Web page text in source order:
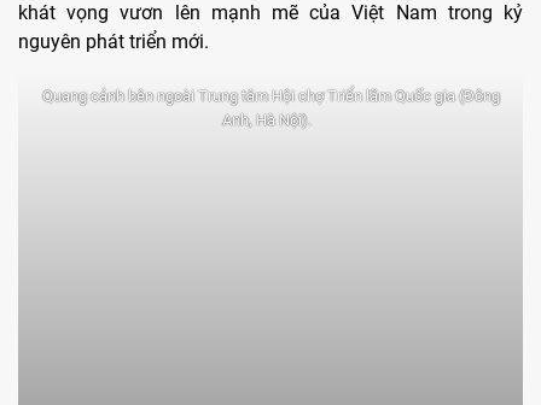
khát vọng vươn lên mạnh mẽ của Việt Nam trong kỷ
nguyên phát triển mới.
Quang cảnh bên ngoài Trung tâm Hội chợ Triển lãm Quốc gia (Đông
Anh, Hà Nội).